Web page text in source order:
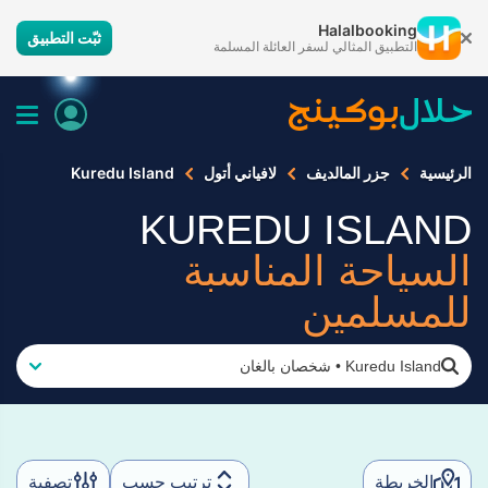
Halalbooking
التطبيق المثالي لسفر العائلة المسلمة ثبّت التطبيق
الرئيسية جزر المالديف لافياني أتول Kuredu Island
KUREDU ISLAND
السياحة المناسبة
للمسلمين
Kuredu Island
• شخصان بالغان
الخريطة ترتيب حسب تصفية